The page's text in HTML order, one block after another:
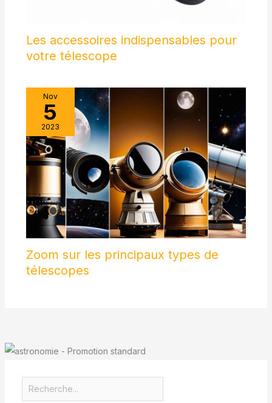
Les accessoires indispensables pour
votre télescope
Nov
5
2023
Zoom sur les principaux types de
télescopes